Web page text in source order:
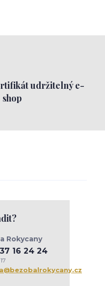
udržitelný e-
shop
Rokycany
16 24 24